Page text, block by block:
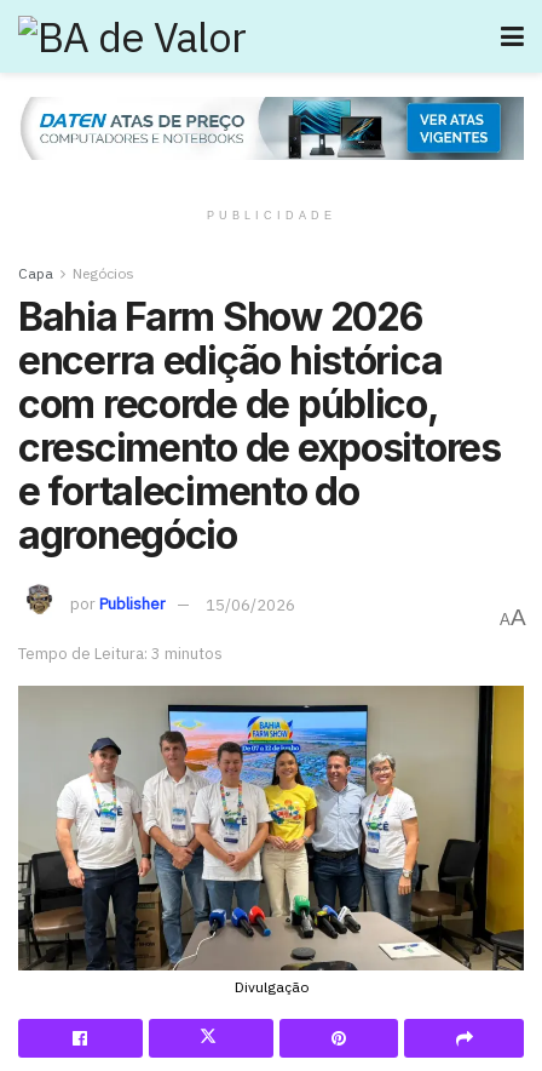
PUBLICIDADE
Capa Negócios
Bahia Farm Show 2026
encerra edição histórica
com recorde de público,
crescimento de expositores
e fortalecimento do
agronegócio
porPublisher 15/06/2026
Tempo de Leitura: 3 minutos
AA
Divulgação